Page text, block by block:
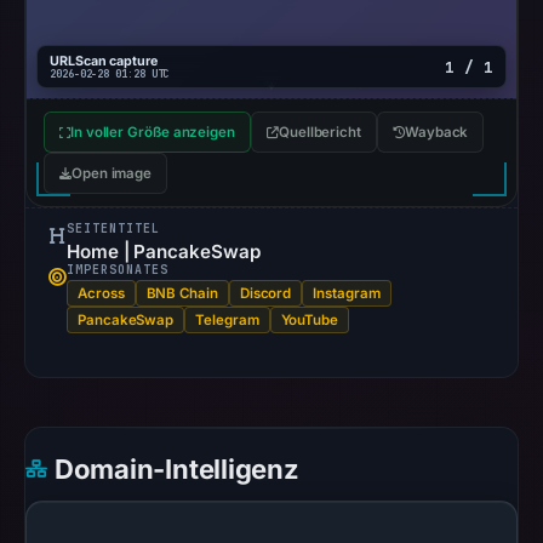
AlienVault
listed
15
community
(not
vendor
detections)
2026
at
URLScan capture
2026-02-28 01:28 UTC 1 / 1
In voller Größe anzeigen Quellbericht Wayback
Open image
SEITENTITEL
Home | PancakeSwap
IMPERSONATES
Across BNB Chain Discord
Instagram
PancakeSwap
Telegram YouTube
Domain-Intelligenz